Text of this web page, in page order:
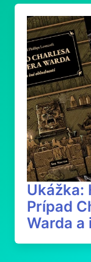
Ukážka:
Prípad
Warda